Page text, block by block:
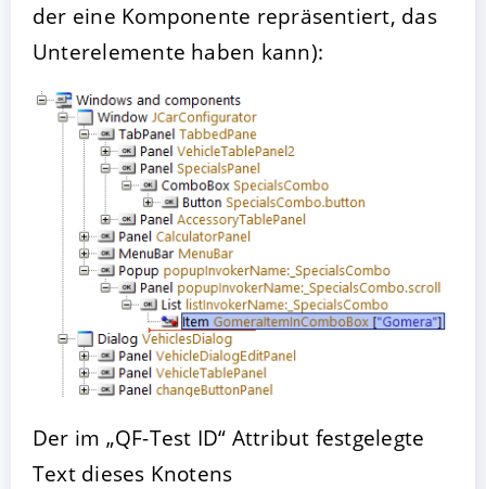
der eine Komponente repräsentiert, das
Unterelemente haben kann):
Der im „QF-Test ID“ Attribut festgelegte
Text dieses Knotens